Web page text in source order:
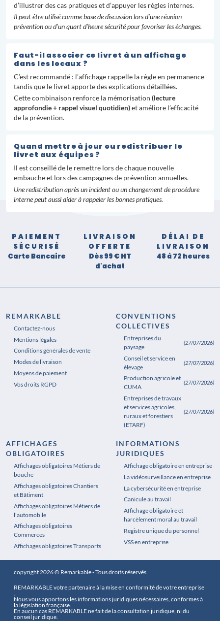
d’illustrer des cas pratiques et d’appuyer les règles internes.
Il peut être utilisé comme base de discussion lors d’une réunion
prévention ou d’un quart d’heure sécurité pour favoriser les échanges.
Faut-il associer ce livret à un affichage
dans les locaux ?
C’est recommandé : l’affichage rappelle la règle en permanence
tandis que le livret apporte des explications détaillées.
Cette combinaison renforce la mémorisation (lecture
approfondie + rappel visuel quotidien)et améliore l’efficacité
de la prévention.
Quand mettre à jour ou redistribuer le
livret aux équipes ?
Il est conseillé de le remettre lors de chaque nouvelle
embauche et lors des campagnes de prévention annuelles.
Une redistribution après un incident ou un changement de procédure
interne peut aussi aider à rappeler les bonnes pratiques.
PAIEMENT
SÉCURISÉ
Carte Bancaire
LIVRAISON
OFFERTE
Dès 99 € HT
d'achat
DÉLAI DE
LIVRAISON
48 à 72 heures
REMARKABLE
Contactez-nous
Mentions légales
Conditions générales de vente
Modes de livraison
Moyens de paiement
Vos droits RGPD
CONVENTIONS
COLLECTIVES
Entreprises du
paysage
(27/07/2026)
Conseil et service en
élevage
(27/07/2026)
Production agricole et
CUMA
(27/07/2026)
Entreprises de travaux
et services agricoles,
ruraux et forestiers
(ETARF)
(27/07/2026)
AFFICHAGES
OBLIGATOIRES
Affichages obligatoires Métiers de
bouche
Affichages obligatoires Chantiers
et Bâtiment
Affichages obligatoires Métiers de
l'automobile
Affichages obligatoires
Commerces
Affichages obligatoires Transports
Affichages obligatoires Pharmacie
INFORMATIONS
JURIDIQUES
Affichage obligatoire en entreprise
La vidéosurveillance en entreprise
La cybersécurité en entreprise
Canicule au travail
Affichage obligatoire et
harcèlement moral au travail
Registre unique du personnel
VSS en entreprise
copyright 2026 © Remarkable - Tous droits réservés
REMARKABLE votre partenaire à la mise en conformité de votre entreprise
Nous vous apportons les informations juridiques nécessaires, conformes à
la législation française.
En aucun cas REMARKABLE ne fait de la consultation juridique, ni du
conseil juridique.